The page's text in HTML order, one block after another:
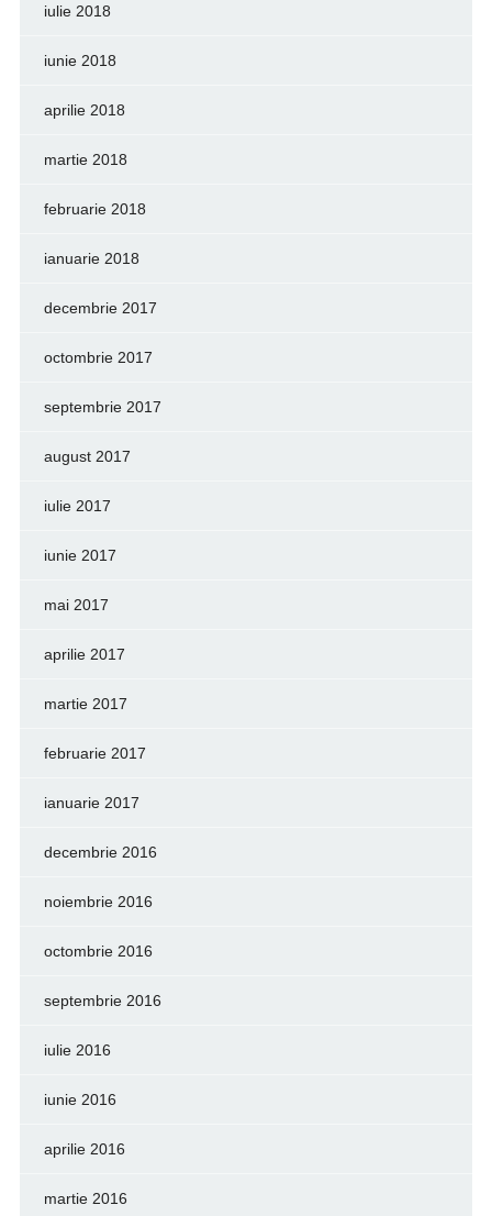
iulie 2018
iunie 2018
aprilie 2018
martie 2018
februarie 2018
ianuarie 2018
decembrie 2017
octombrie 2017
septembrie 2017
august 2017
iulie 2017
iunie 2017
mai 2017
aprilie 2017
martie 2017
februarie 2017
ianuarie 2017
decembrie 2016
noiembrie 2016
octombrie 2016
septembrie 2016
iulie 2016
iunie 2016
aprilie 2016
martie 2016